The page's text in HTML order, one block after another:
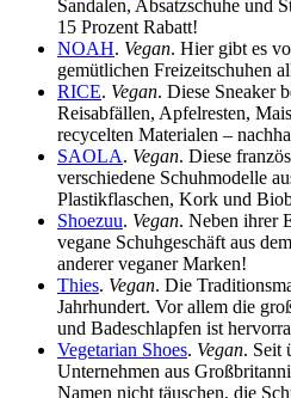
Sandalen, Absatzschuhe und
15 Prozent Rabatt!
NOAH. Vegan. Hier gibt es
gemütlichen Freizeitschuhen
RICE. Vegan. Diese Sneaker
Reisabfällen, Apfelresten,
recycelten Materialen –
SAOLA. Vegan. Diese
verschiedene Schuhmodelle
Plastikflaschen, Kork und
Shoezuu. Vegan. Neben ihrer
vegane Schuhgeschäft aus
anderer veganer Marken!
Thies. Vegan. Die
Jahrhundert. Vor allem die
und Badeschlapfen ist
Vegetarian Shoes. Vegan. Seit
Unternehmen aus
Namen nicht täuschen, die